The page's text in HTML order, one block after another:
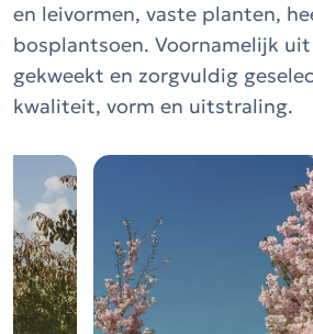
en leivormen, vaste planten,
bosplantsoen. Voornamelijk
gekweekt en zorgvuldig
kwaliteit, vorm en uitstraling.